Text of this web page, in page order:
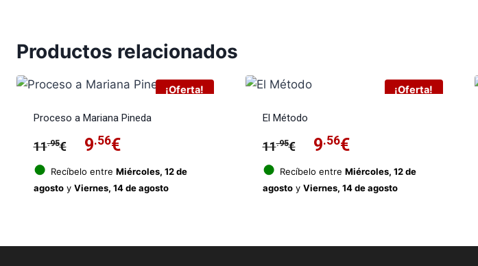
Productos relacionados
¡Oferta!
Proceso a Mariana Pineda
11.95€
El
precio
original
9.56€El
precio
actual
● Recíbelo entre Miércoles, 12 de
agostoy Viernes, 14 de agosto
¡Oferta!
El Método
11.95€
El
precio
original
9.56€El
precio
actual
● Recíbelo entre Miércoles, 12 de
agostoy Viernes, 14 de agosto